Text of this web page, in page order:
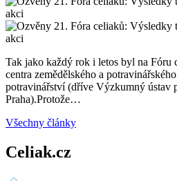
Tak jako každý rok i letos byl na Fóru
centra zemědělského a
potravinářství (dříve Výzkumný ústav
Praha).Protože…
Všechny články
Celiak.cz